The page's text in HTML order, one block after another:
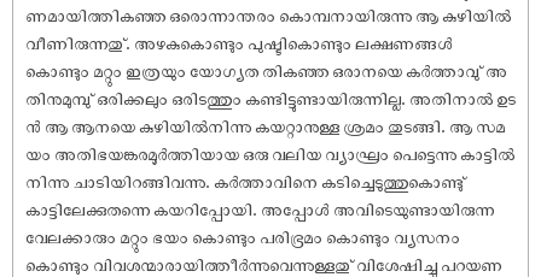
ണമായിത്തികഞ്ഞ ഒരൊന്നാന്തരം കൊമ്പനായിരുന്നു ആ കുഴിയിൽ
വീണിരുന്നതു്. അഴകുകൊണ്ടും പുഷ്ടികൊണ്ടും ലക്ഷണങ്ങൾ
കൊണ്ടും മറ്റും ഇത്രയും യോഗ്യത തികഞ്ഞ ഒരാനയെ കർത്താവു് അ
തിനുമുമ്പു് ഒരിക്കലും ഒരിടത്തും കണ്ടിട്ടുണ്ടായിരുന്നില്ല. അതിനാൽ ഉട
ൻ ആ ആനയെ കുഴിയിൽനിന്നു കയറ്റാനുള്ള ശ്രമം തുടങ്ങി. ആ സമ
യം അതിഭയങ്കരമൂർത്തിയായ ഒരു വലിയ വ്യാഘ്രം പെട്ടെന്നു കാട്ടിൽ
നിന്നു ചാടിയിറങ്ങിവന്നു. കർത്താവിനെ കടിച്ചെടുത്തുകൊണ്ടു്
കാട്ടിലേക്കുതന്നെ കയറിപ്പോയി. അപ്പോൾ അവിടെയുണ്ടായിരുന്ന
വേലക്കാരും മറ്റും ഭയം കൊണ്ടും പരിഭ്രമം കൊണ്ടും വ്യസനം
കൊണ്ടും വിവശന്മാരായിത്തീർന്നുവെന്നുള്ളതു് വിശേ‌ഷിച്ചു പറയണ